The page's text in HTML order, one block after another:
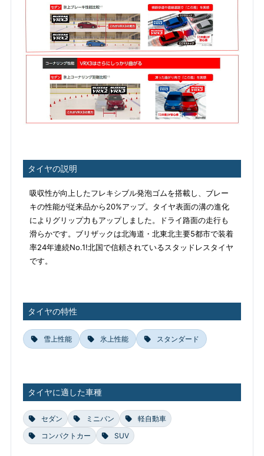
タイヤの説明
吸収性が向上したフレキシブル発泡ゴムを搭載し、ブレー
キの性能が従来品から20%アップ。タイヤ表面の溝の進化
によりグリップ力もアップしました。ドライ路面の走行も
滑らかです。ブリザックは北海道・北東北主要5都市で装着
率24年連続No.1!北国で信頼されているスタッドレスタイヤ
です。
タイヤの特性
雪上性能 氷上性能 スタンダード
タイヤに適した車種
セダン ミニバン
軽自動車
コンパクトカー
SUV